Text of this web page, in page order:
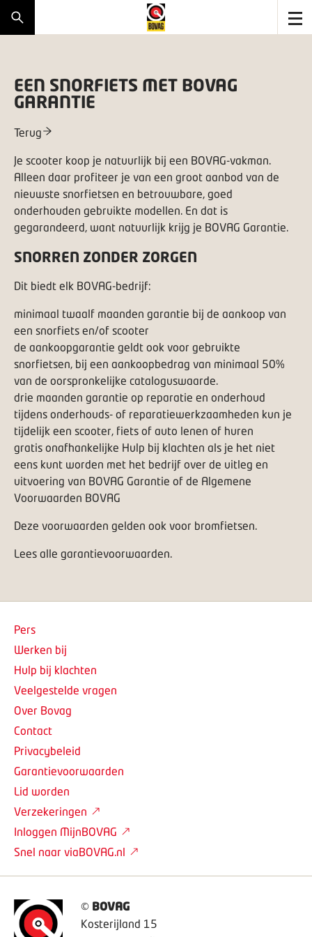
EEN SNORFIETS MET BOVAG
GARANTIE
Terug
Je scooter koop je natuurlijk bij een BOVAG-vakman.
Alleen daar profiteer je van een groot aanbod van de
nieuwste snorfietsen en betrouwbare, goed
onderhouden gebruikte modellen. En dat is
gegarandeerd, want natuurlijk krijg je BOVAG Garantie.
SNORREN ZONDER ZORGEN
Dit biedt elk BOVAG-bedrijf:
minimaal twaalf maanden garantie bij de aankoop van
een snorfiets en/of scooter
de aankoopgarantie geldt ook voor gebruikte
snorfietsen, bij een aankoopbedrag van minimaal 50%
van de oorspronkelijke cataloguswaarde.
drie maanden garantie op reparatie en onderhoud
tijdens onderhouds- of reparatiewerkzaamheden kun je
tijdelijk een scooter, fiets of auto lenen of huren
gratis onafhankelijke Hulp bij klachten als je het niet
eens kunt worden met het bedrijf over de uitleg en
uitvoering van BOVAG Garantie of de Algemene
Voorwaarden BOVAG
Deze voorwaarden gelden ook voor bromfietsen.
Lees alle garantievoorwaarden.
© BOVAG
Kosterijland 15
Pers
Werken bij
Hulp bij klachten
Veelgestelde vragen
Over Bovag
Contact
Privacybeleid
Garantievoorwaarden
Lid worden
Verzekeringen
Inloggen MijnBOVAG
Snel naar viaBOVAG.nl